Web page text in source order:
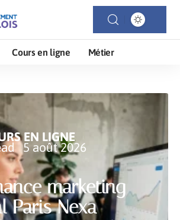
Cours en ligne Métier
marketing
Paris Nexa
EN LIGNE
5 août 2026